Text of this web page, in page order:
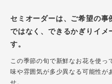
セミオーダーは、ご希望の
ではなく、できるかぎりイメ
す。
この季節の旬で新鮮なお花を使っ
味や雰囲気が多少異なる可能性が
せ。